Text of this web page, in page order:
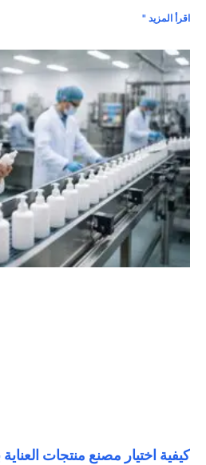
اقرأ المزيد "
كيفية اختيار مصنع منتجات